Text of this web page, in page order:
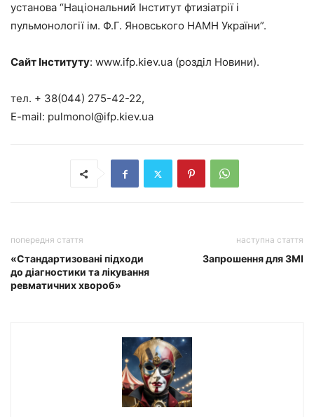
установа “Національний Інститут фтизіатрії і
пульмонології ім. Ф.Г. Яновського НАМН України”.
Сайт Інституту: www.ifp.kiev.ua (розділ Новини).
тел. + 38(044) 275-42-22,
E-mail: pulmonol@ifp.kiev.ua
попередня стаття
«Стандартизовані підходи
до діагностики та лікування
ревматичних хвороб»
наступна стаття
Запрошення для ЗМІ